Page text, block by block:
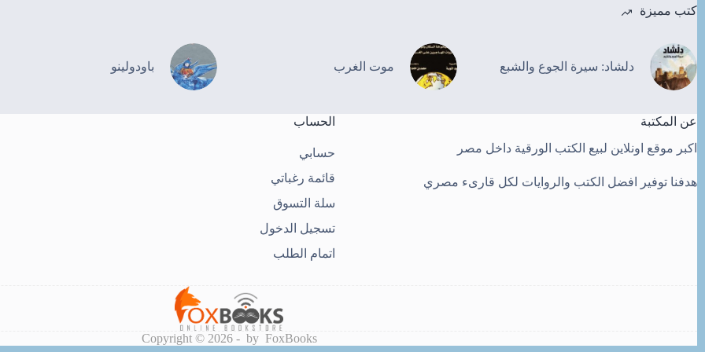
كتب مميزة
دلشاد: سيرة الجوع والشبع موت الغرب باودولينو
عن المكتبة
اكبر موقع اونلاين لبيع الكتب الورقية داخل مصر
هدفنا توفير افضل الكتب والروايات لكل قارىء مصري
الحساب
حسابي
قائمة رغباتي
سلة التسوق
تسجيل الدخول
اتمام الطلب
Copyright © 2026 - by FoxBooks